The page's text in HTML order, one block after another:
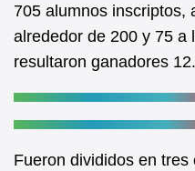
705 alumnos inscriptos,
alrededor de 200 y 75 a
resultaron ganadores 12.
Fueron divididos en tres